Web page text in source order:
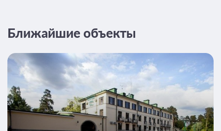
Ближайшие объекты